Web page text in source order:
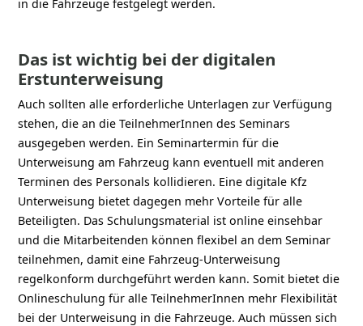
in die Fahrzeuge festgelegt werden.
Das ist wichtig bei der digitalen
Erstunterweisung ​
Auch sollten alle erforderliche Unterlagen zur Verfügung
stehen, die an die TeilnehmerInnen des Seminars
ausgegeben werden. Ein Seminartermin für die
Unterweisung am Fahrzeug kann eventuell mit anderen
Terminen des Personals kollidieren. Eine digitale Kfz
Unterweisung bietet dagegen mehr Vorteile für alle
Beteiligten. Das Schulungsmaterial ist online einsehbar
und die Mitarbeitenden können flexibel an dem Seminar
teilnehmen, damit eine Fahrzeug-Unterweisung
regelkonform durchgeführt werden kann. Somit bietet die
Onlineschulung für alle TeilnehmerInnen mehr Flexibilität
bei der Unterweisung in die Fahrzeuge. Auch müssen sich